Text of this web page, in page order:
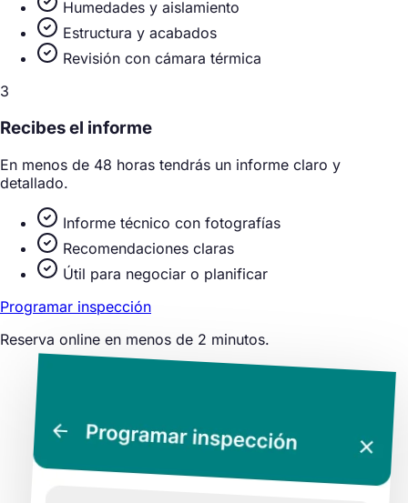
Humedades y aislamiento
Estructura y acabados
Revisión con cámara térmica
3
Recibes el informe
En menos de 48 horas tendrás un informe claro y
detallado.
Informe técnico con fotografías
Recomendaciones claras
Útil para negociar o planificar
Programar inspección
Reserva online en menos de 2 minutos.